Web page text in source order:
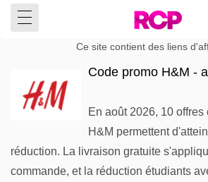
Ce site contient des liens
Code promo H&M -
En août 2026, 10
H&M permettent
réduction. La livraison gratuite
commande, et la réduction étudiants